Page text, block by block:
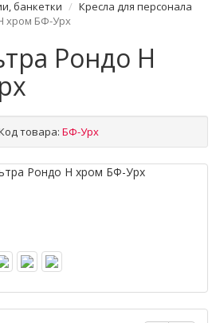
банкетки
Кресла для персонала
хром БФ-Урх
Рондо Н
товара: БФ-Урх